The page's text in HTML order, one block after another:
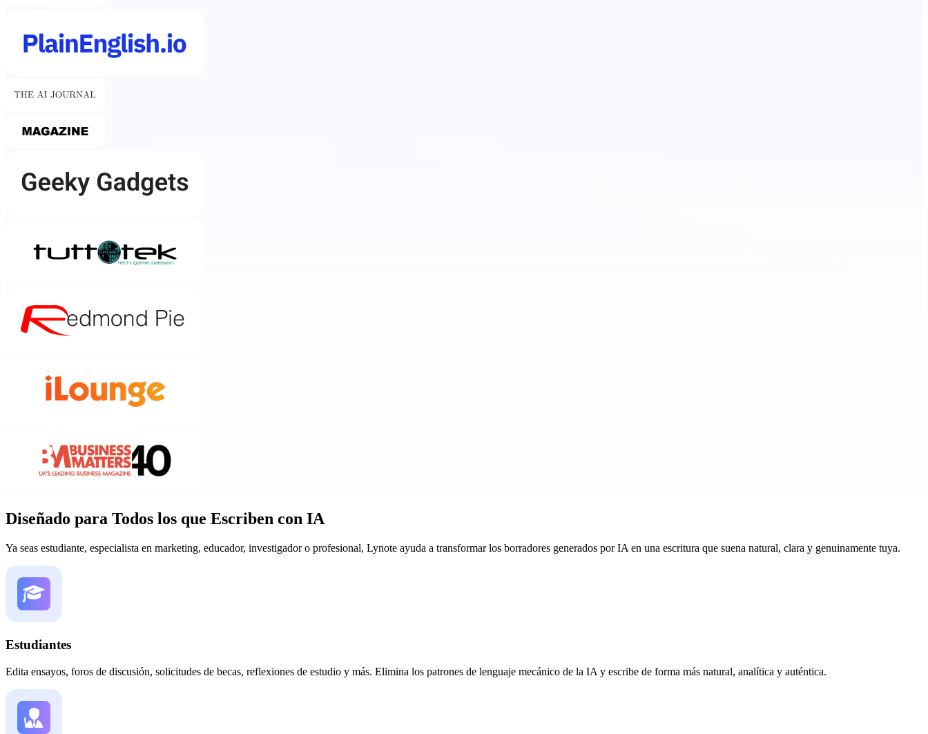
Diseñado para Todos los que Escriben con IA
Ya seas estudiante, especialista en marketing, educador, investigador o profesional, Lynote ayuda a transformar los borradores generados por IA en una escritura que suena natural, clara y genuinamente tuya.
Estudiantes
Edita ensayos, foros de discusión, solicitudes de becas, reflexiones de estudio y más. Elimina los patrones de lenguaje mecánico de la IA y escribe de forma más natural, analítica y auténtica.